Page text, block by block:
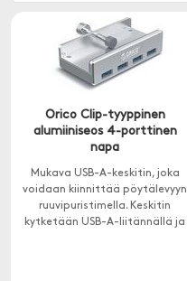
Orico Clip-tyyppinen
alumiiniseos 4-porttinen
napa
Mukava USB-A-keskitin, joka
voidaan kiinnittää pöytälevyyn
ruuvipuristimella. Keskitin
kytketään USB-A-liitännällä ja